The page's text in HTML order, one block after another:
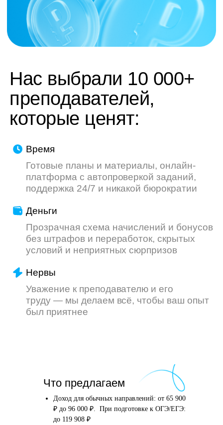
труду — мы делаем всё, чтобы ваш опыт
был приятнее
Что предлагаем
Доход для обычных направлений: от 65 900
₽ до 96 000 ₽. При подготовке к ОГЭ/ЕГЭ:
до 119 908 ₽
после того, как вы
оставите заявку